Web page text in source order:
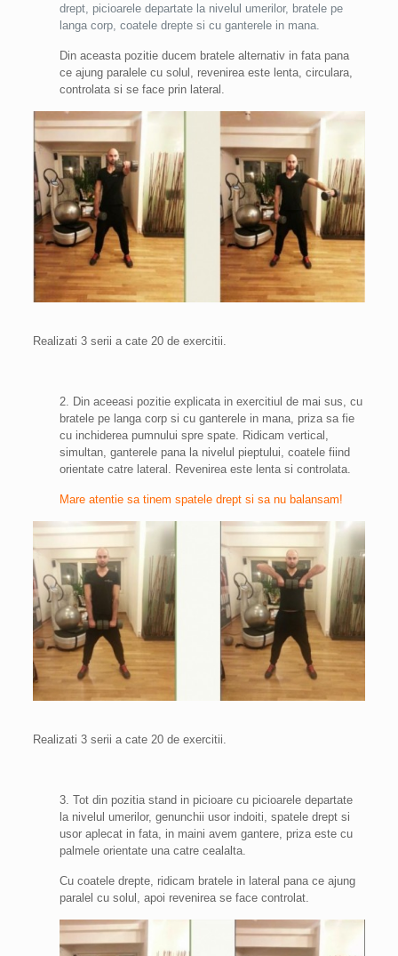
drept, picioarele departate la nivelul umerilor, bratele pe
langa corp, coatele drepte si cu ganterele in mana.
Din aceasta pozitie ducem bratele alternativ in fata pana
ce ajung paralele cu solul, revenirea este lenta, circulara,
controlata si se face prin lateral.
Realizati 3 serii a cate 20 de exercitii.
2.
Din aceeasi pozitie explicata in exercitiul de mai sus, cu
bratele pe langa corp si cu ganterele in mana, priza sa fie
cu inchiderea pumnului spre spate. Ridicam vertical,
simultan, ganterele pana la nivelul pieptului, coatele fiind
orientate catre lateral. Revenirea este lenta si controlata.
Mare atentie sa tinem spatele drept si sa nu balansam!
Realizati 3 serii a cate 20 de exercitii.
3. Tot din pozitia stand in picioare cu picioarele departate
la nivelul umerilor, genunchii usor indoiti, spatele drept si
usor aplecat in fata, in maini avem gantere, priza este cu
palmele orientate una catre cealalta.
Cu coatele drepte, ridicam bratele in lateral pana ce ajung
paralel cu solul, apoi revenirea se face controlat.